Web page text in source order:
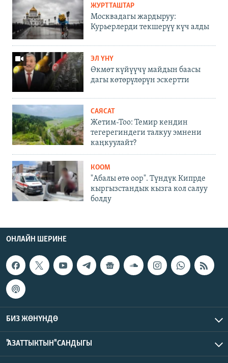
ЖУРТТАШТАР
Москвадагы жардыруу:
Курьерлерди текшерүү күч алды
ЭЛ ҮНҮ
Өкмөт күйүүчү майдын баасы
дагы көтөрүлөрүн эскертти
САЯСАТ
Жетим-Тоо: Темир кендин
тегерегиндеги талкуу эмнени
каңкуулайт?
КООМ
"Абалы өтө оор". Түндүк Кипрде
кыргызстандык кызга кол салуу
болду
ОНЛАЙН ШЕРИНЕ
БИЗ ЖӨНҮНДӨ
"АЗАТТЫКТЫН" САНДЫГЫ